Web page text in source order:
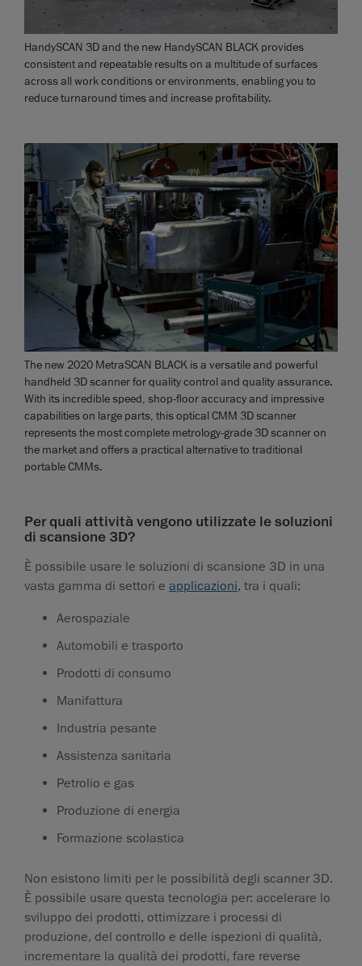
HandySCAN 3D and the new HandySCAN BLACK provides
consistent and repeatable results on a multitude of surfaces
across all work conditions or environments, enabling you to
reduce turnaround times and increase profitability.
The new 2020 MetraSCAN BLACK is a versatile and powerful
handheld 3D scanner for quality control and quality assurance.
With its incredible speed, shop-floor accuracy and impressive
capabilities on large parts, this optical CMM 3D scanner
represents the most complete metrology-grade 3D scanner on
the market and offers a practical alternative to traditional
portable CMMs.
Per quali attività vengono utilizzate le soluzioni
di scansione 3D?
È possibile usare le soluzioni di scansione 3D in una
vasta gamma di settori e applicazioni, tra i quali:
Aerospaziale
Automobili e trasporto
Prodotti di consumo
Manifattura
Industria pesante
Assistenza sanitaria
Petrolio e gas
Produzione di energia
Formazione scolastica
Non esistono limiti per le possibilità degli scanner 3D.
È possibile usare questa tecnologia per: accelerare lo
sviluppo dei prodotti, ottimizzare i processi di
produzione, del controllo e delle ispezioni di qualità,
incrementare la qualità dei prodotti, fare reverse